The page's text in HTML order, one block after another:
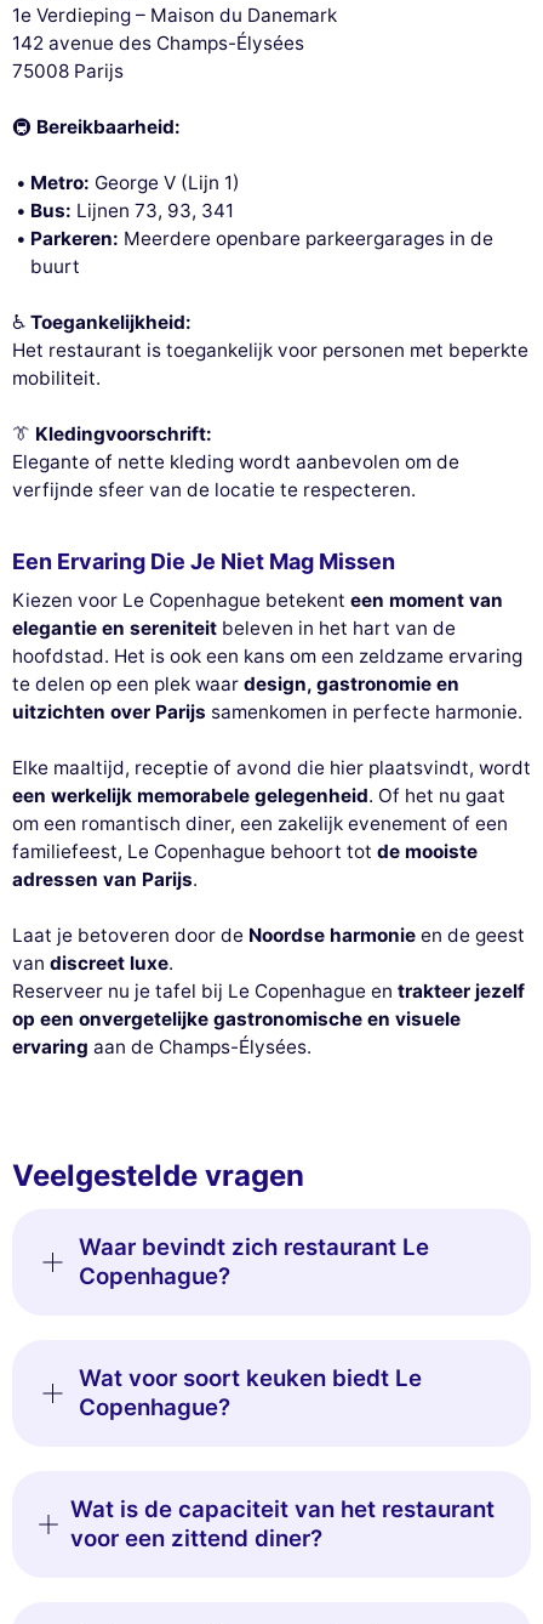
Deze website gebruikt
cookies
Wij gebruiken cookies en uw persoonlijke
gegevens om uw browse-ervaring te
getoond te personaliseren. U kunt uw voorkeuren op elk moment
accepteren, weigeren of beheren.
Toestemmingen gecertificeerd door
1e Verdieping – Maison du Danemark
142 avenue des Champs-Élysées
75008 Parijs
🚇 Bereikbaarheid:
Metro: George V (Lijn 1)
Bus: Lijnen 73, 93, 341
Parkeren: Meerdere openbare parkeergarages in de
buurt
♿ Toegankelijkheid:
Het restaurant is toegankelijk voor personen met beperkte
mobiliteit.
👔 Kledingvoorschrift:
Elegante of nette kleding wordt aanbevolen om de
verfijnde sfeer van de locatie te respecteren.
Een Ervaring Die Je Niet Mag Missen
Kiezen voor Le Copenhague betekent een moment van
elegantie en sereniteit beleven in het hart van de
hoofdstad. Het is ook een kans om een zeldzame ervaring
te delen op een plek waar design, gastronomie en
uitzichten over Parijs samenkomen in perfecte harmonie.
Elke maaltijd, receptie of avond die hier plaatsvindt, wordt
een werkelijk memorabele gelegenheid. Of het nu gaat
om een romantisch diner, een zakelijk evenement of een
familiefeest, Le Copenhague behoort tot de mooiste
adressen van Parijs.
Laat je betoveren door de Noordse harmonie en de geest
van discreet luxe.
Reserveer nu je tafel bij Le Copenhague en trakteer jezelf
op een onvergetelijke gastronomische en visuele
ervaring aan de Champs-Élysées.
Veelgestelde vragen
Waar bevindt zich restaurant Le
Copenhague?
Wat voor soort keuken biedt Le
Copenhague?
Wat is de capaciteit van het restaurant
voor een zittend diner?